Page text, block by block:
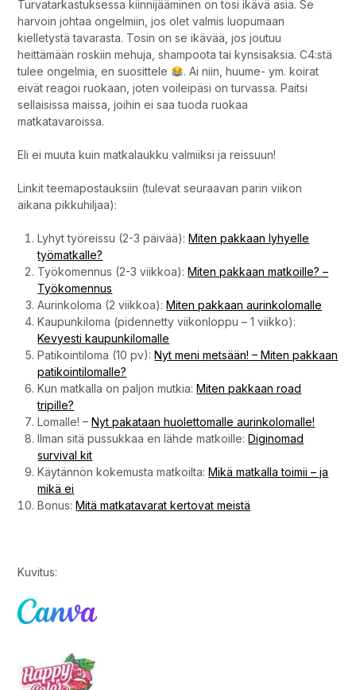
Turvatarkastuksessa kiinnijääminen on tosi ikävä asia. Se
harvoin johtaa ongelmiin, jos olet valmis luopumaan
kielletystä tavarasta. Tosin on se ikävää, jos joutuu
heittämään roskiin mehuja, shampoota tai kynsisaksia. C4:stä
tulee ongelmia, en suosittele
. Ai niin, huume- ym. koirat
eivät reagoi ruokaan, joten voileipäsi on turvassa. Paitsi
sellaisissa maissa, joihin ei saa tuoda ruokaa
matkatavaroissa.
Eli ei muuta kuin matkalaukku valmiiksi ja reissuun!
Linkit teemapostauksiin (tulevat seuraavan parin viikon
aikana pikkuhiljaa):
Lyhyt työreissu (2-3 päivää):Miten pakkaan lyhyelle
työmatkalle?
Työkomennus (2-3 viikkoa):Miten pakkaan matkoille? –
Työkomennus
Aurinkoloma (2 viikkoa):Miten pakkaan aurinkolomalle
Kaupunkiloma (pidennetty viikonloppu – 1 viikko):
Kevyesti kaupunkilomalle
Patikointiloma (10 pv):Nyt meni metsään! – Miten pakkaan
patikointilomalle?
Kun matkalla on paljon mutkia:Miten pakkaan road
tripille?
Lomalle! –Nyt pakataan huolettomalle aurinkolomalle!
Ilman sitä pussukkaa en lähde matkoille:Diginomad
survival kit
Käytännön kokemusta matkoilta:Mikä matkalla toimii – ja
mikä ei
Bonus:Mitä matkatavarat kertovat meistä
Kuvitus: